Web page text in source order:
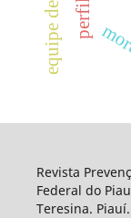
Revista
Federal do
Teresina.